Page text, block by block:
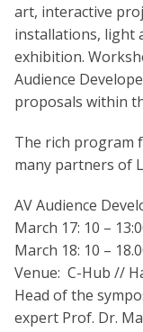
Entrar
art, interactive
installations, light
exhibition.
Audience
proposals within
The rich program
many partners of
AV Audience
March 17: 10 –
March 18: 10 –
Venue: C-Hub //
Head of the
expert Prof. Dr.